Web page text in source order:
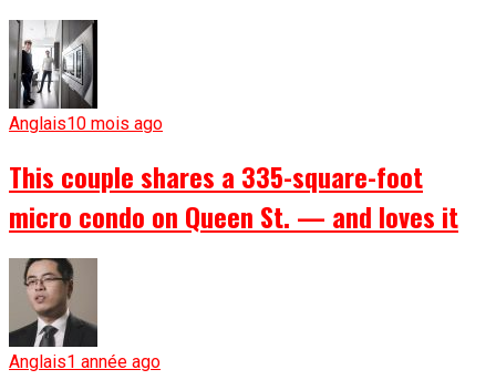
Anglais10 mois ago
This couple shares a 335-square-foot
micro condo on Queen St. — and loves it
Anglais1 année ago